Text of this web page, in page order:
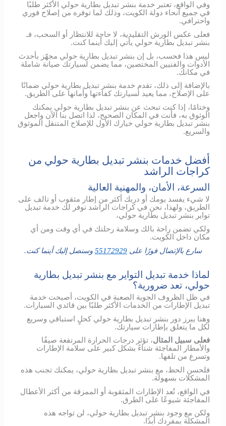
وفي الواقع، تعتبر خدمة بنشر تبديل بطارية حولي الأكثر طلبًا
في جميع أنحاء دولة الكويت، وذلك لما توفره من إصلاح فوري
واحترافي.
فعلى عكس الورش التقليدية، لا حاجة للانتظار أو السحب، فـ
بنشر تبديل بطارية حولي يأتي إليك أينما كنت.
ليس هذا فحسب، بل إن بنشر تبديل بطارية حولي مجهّز بأحدث
الأدوات والفنيين المختصين، مما يضمن لسيارتك صيانة شاملة
في مكانك.
بالإضافة إلى ذلك، تقدم خدمة بنشر تبديل بطارية حولي ضمانًا
على الإصلاح، مما يعيد لسيارتك كفاءتها وأمانها على الطريق.
وختامًا، إذا كنت تبحث عن بنشر تبديل بطارية حولي يمكنك
الوثوق به، فأنت في المكان الصحيح، لذا اتصل بنا الآن واجعل
بنشر تبديل بطارية حولي خيارك الأول للإصلاح المتنقل الموثوق
والسريع.
أفضل خدمات بنشر تبديل بطارية حولي من
كراجات الراشد
السرعة، الأمان، والمهنية العالية
لا شيء يفسد يومك أو دربك أكثر من إطار مثقوب أو تالف على
الطريق، ولهذا، نحن في كراجات الراشد نوفر لك خدمة تبديل
تواير بنشر تبديل بطارية حولي،
ولكي تضمن راحة بالك وسلامة رحلتك في أي وقت ومن أي
مكان داخل الكويت.
سارع بالإتصال فورًا على 55172929 وسنصل إليك أينما كنت.
لماذا خدمة تبديل التواير مع بنشر تبديل بطارية
حولي، تعد ضرورية؟
في ظل الظروف الجوية الصعبة في الكويت، أصبحت خدمة
تبديل الإطارات من الخدمات الأكثر طلبًا بين قائدي السيارات.
وهنا يبرز دور بنشر تبديل بطارية حولي كحلٍ استباقي وسريع
لكل ما يتعلق بإطارات سيارتك.
فعلى سبيل المثال، تؤثر درجات الحرارة المرتفعة صيفًا
والأمطار المفاجئة شتاءً بشكل كبير على سلامة الإطارات
وتسرع من تلفها.
فلحسن الحظ، مع بنشر تبديل بطارية حولي، يمكنك تجنب هذه
المشكلات بسهولة.
في الواقع، تُعد الإطارات المثقوبة أو الممزقة من أكثر الأعطال
المفاجئة شيوعًا على الطرق.
ولكن مع وجود بنشر تبديل بطارية حولي، لن تواجه هذه
المشكلة بمفردك أبدًا.